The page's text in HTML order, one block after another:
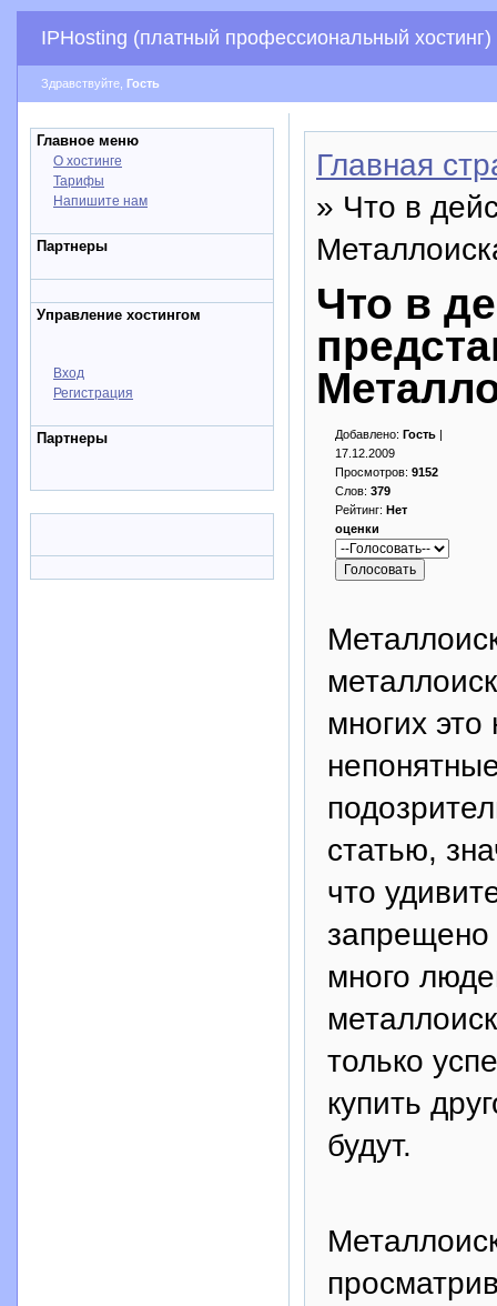
IPHosting (платный профессиональный хостинг)
Здравствуйте, Гость
Главное меню
О хостинге
Тарифы
Напишите нам
Партнеры
Управление хостингом
Вход
Регистрация
Партнеры
Главная
» Что в
Что в
Добавлено: Гость |
17.12.2009
Просмотров: 9152
Слов: 379
Рейтинг: Нет
оценки
многих
статью,
что
запрещено
много
только
купить
будут.